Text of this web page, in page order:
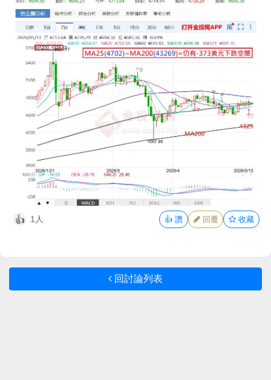
👍 1人 👍 讚 回覆 收藏
回討論列表